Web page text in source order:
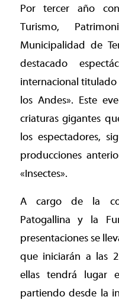
Por tercer año
Turismo,
Municipalidad de
destacado
internacional titulado
los Andes». Este
criaturas gigantes
los espectadores,
producciones
«Insectes».
A cargo de la
Patogallina y la
presentaciones se
que iniciarán a las
ellas tendrá lugar
partiendo desde la